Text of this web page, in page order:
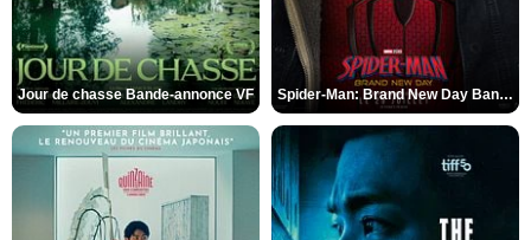
Jour de chasse Bande-annonce VF Spider-Man: Brand New Day Bande-annonce (3) VO STFR